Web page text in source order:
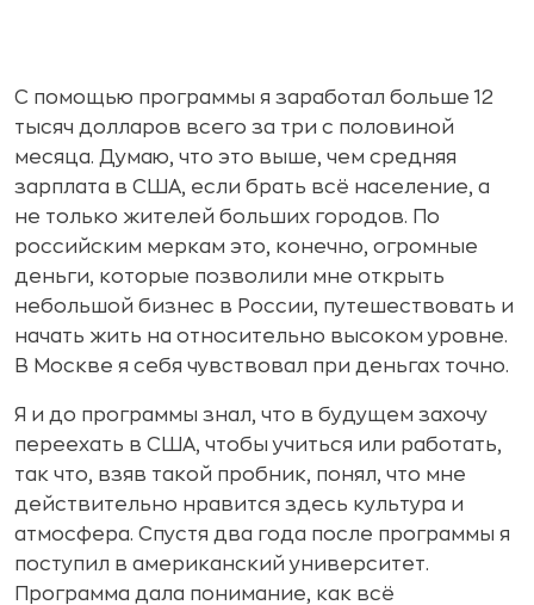
С помощью программы я заработал больше 12
тысяч долларов всего за три с половиной
месяца. Думаю, что это выше, чем средняя
зарплата в США, если брать всё население, а
не только жителей больших городов. По
российским меркам это, конечно, огромные
деньги, которые позволили мне открыть
небольшой бизнес в России, путешествовать и
начать жить на относительно высоком уровне.
В Москве я себя чувствовал при деньгах точно.
Я и до программы знал, что в будущем захочу
переехать в США, чтобы учиться или работать,
так что, взяв такой пробник, понял, что мне
действительно нравится здесь культура и
атмосфера. Спустя два года после программы я
поступил в американский университет.
Программа дала понимание, как всё